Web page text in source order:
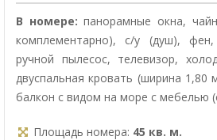
В номере: панорамные окна,
комплементарно), с/у (душ),
ручной пылесос, телевизор,
двуспальная кровать (ширина 1,80
балкон с видом на море с мебелью
Площадь номера: 45 кв. м.